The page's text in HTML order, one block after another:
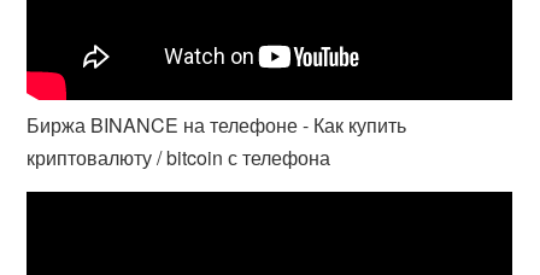
Биржа BINANCE на телефоне - Как купить
криптовалюту / bitcoin с телефона